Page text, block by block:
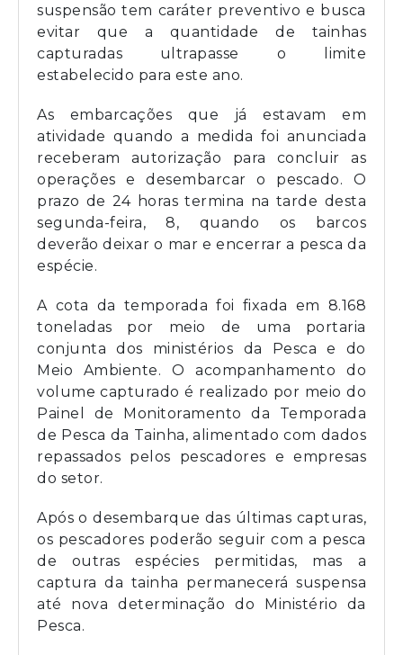
suspensão tem caráter preventivo e busca
evitar que a quantidade de tainhas
capturadas ultrapasse o limite
estabelecido para este ano.
As embarcações que já estavam em
atividade quando a medida foi anunciada
receberam autorização para concluir as
operações e desembarcar o pescado. O
prazo de 24 horas termina na tarde desta
segunda-feira, 8, quando os barcos
deverão deixar o mar e encerrar a pesca da
espécie.
A cota da temporada foi fixada em 8.168
toneladas por meio de uma portaria
conjunta dos ministérios da Pesca e do
Meio Ambiente. O acompanhamento do
volume capturado é realizado por meio do
Painel de Monitoramento da Temporada
de Pesca da Tainha, alimentado com dados
repassados pelos pescadores e empresas
do setor.
Após o desembarque das últimas capturas,
os pescadores poderão seguir com a pesca
de outras espécies permitidas, mas a
captura da tainha permanecerá suspensa
até nova determinação do Ministério da
Pesca.